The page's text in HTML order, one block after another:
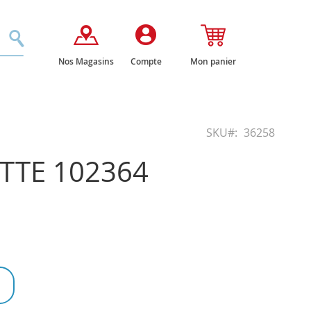
RechercherNos Magasins Compte Mon panier
SKU 36258
102364